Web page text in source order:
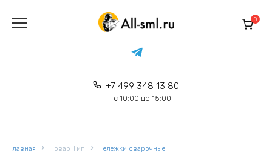
содержанию
+7 499 348 13 80
с 10:00 до 15:00
0
Главная Товар Тип Тележки сварочные